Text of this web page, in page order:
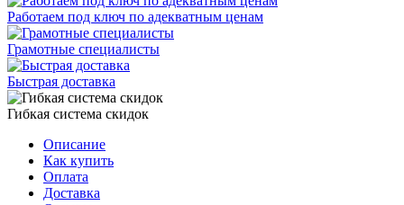
Работаем под ключ по адекватным ценам
Грамотные специалисты
Быстрая доставка
Гибкая система скидок
Описание
Как купить
Оплата
Доставка